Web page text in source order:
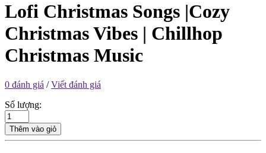
Lofi Christmas Songs |Cozy
Christmas Vibes | Chillhop
Christmas Music
0 đánh giá /Viết đánh giá
Số lượng:
Thêm vào giỏ